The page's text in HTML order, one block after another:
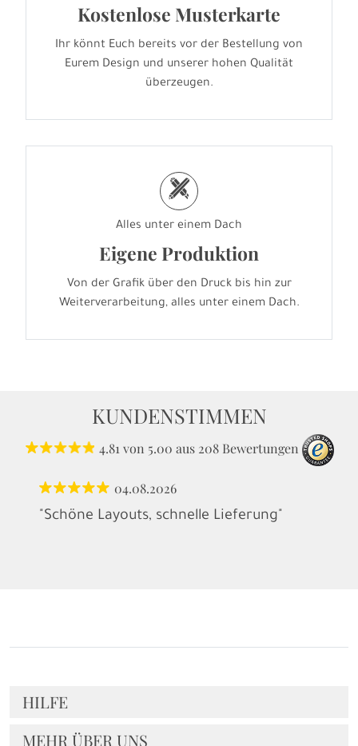
Kostenlose Musterkarte
Ihr könnt Euch bereits vor der Bestellung von
Eurem Design und unserer hohen Qualität
überzeugen.
h
Alles unter einem Dach
Eigene Produktion
Von der Grafik über den Druck bis hin zur
Weiterverarbeitung, alles unter einem Dach.
KUNDENSTIMMEN
4.81 von 5.00 aus 208 Bewertungen
04.08.2026
"Schöne Layouts, schnelle Lieferung"
HILFE
MEHR ÜBER UNS